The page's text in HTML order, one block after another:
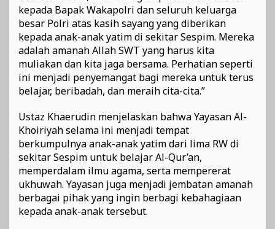
kepada Bapak Wakapolri dan seluruh keluarga
besar Polri atas kasih sayang yang diberikan
kepada anak-anak yatim di sekitar Sespim. Mereka
adalah amanah Allah SWT yang harus kita
muliakan dan kita jaga bersama. Perhatian seperti
ini menjadi penyemangat bagi mereka untuk terus
belajar, beribadah, dan meraih cita-cita.”
Ustaz Khaerudin menjelaskan bahwa Yayasan Al-
Khoiriyah selama ini menjadi tempat
berkumpulnya anak-anak yatim dari lima RW di
sekitar Sespim untuk belajar Al-Qur’an,
memperdalam ilmu agama, serta mempererat
ukhuwah. Yayasan juga menjadi jembatan amanah
berbagai pihak yang ingin berbagi kebahagiaan
kepada anak-anak tersebut.